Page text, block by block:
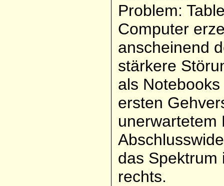
Problem:
Computer
anscheinend
stärkere
als
ersten
unerwartetem
das Spektrum
rechts.